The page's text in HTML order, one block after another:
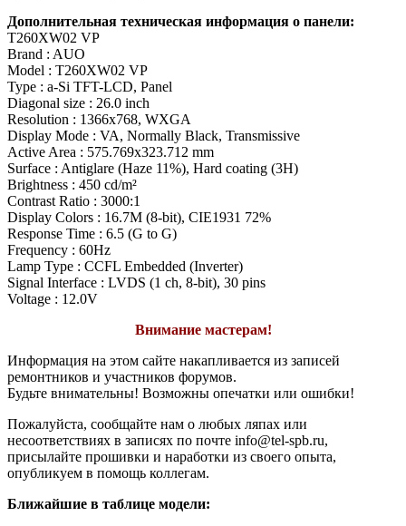
Дополнительная техническая информация о панели:
T260XW02 VP
Brand : AUO
Model : T260XW02 VP
Type : a-Si TFT-LCD, Panel
Diagonal size : 26.0 inch
Resolution : 1366x768, WXGA
Display Mode : VA, Normally Black, Transmissive
Active Area : 575.769x323.712 mm
Surface : Antiglare (Haze 11%), Hard coating (3H)
Brightness : 450 cd/m²
Contrast Ratio : 3000:1
Display Colors : 16.7M (8-bit), CIE1931 72%
Response Time : 6.5 (G to G)
Frequency : 60Hz
Lamp Type : CCFL Embedded (Inverter)
Signal Interface : LVDS (1 ch, 8-bit), 30 pins
Voltage : 12.0V
Внимание мастерам!
Информация на этом сайте накапливается из записей
ремонтников и участников форумов.
Будьте внимательны! Возможны опечатки или ошибки!
Пожалуйста, сообщайте нам о любых ляпах или
несоответствиях в записях по почте info@tel-spb.ru,
присылайте прошивки и наработки из своего опыта,
опубликуем в помощь коллегам.
Ближайшие в таблице модели: